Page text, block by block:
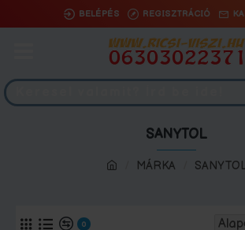
BELÉPÉS REGISZTRÁCIÓ
MÁRKA
SANYTOL
0